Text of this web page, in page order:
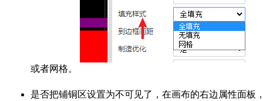
或者网格。
是否把铺铜区设置为不可见了，在画布的右边属性面板